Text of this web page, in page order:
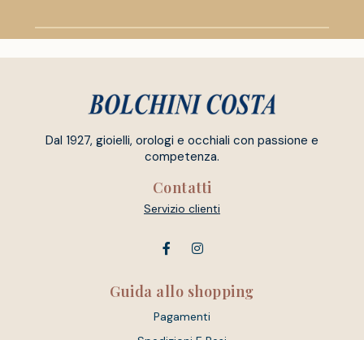
Dal 1927, gioielli, orologi e occhiali con passione e
competenza.
Contatti
Servizio clienti
Guida allo shopping
Pagamenti